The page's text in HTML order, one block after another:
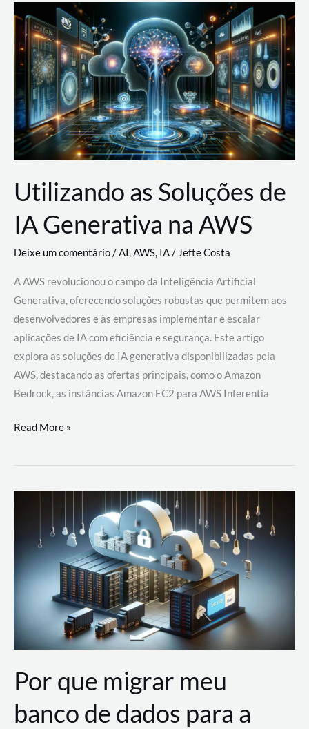
com
AWS
Utilizando as Soluções de
IA Generativa na AWS
Deixe um comentário/AI,AWS, IA/Jefte Costa
A AWS revolucionou o campo da Inteligência Artificial
Generativa, oferecendo soluções robustas que permitem aos
desenvolvedores e às empresas implementar e escalar
aplicações de IA com eficiência e segurança. Este artigo
explora as soluções de IA generativa disponibilizadas pela
AWS, destacando as ofertas principais, como o Amazon
Bedrock, as instâncias Amazon EC2 para AWS Inferentia
Utilizando
Soluções
AWS
Read More »
Por que migrar meu
banco de dados para a